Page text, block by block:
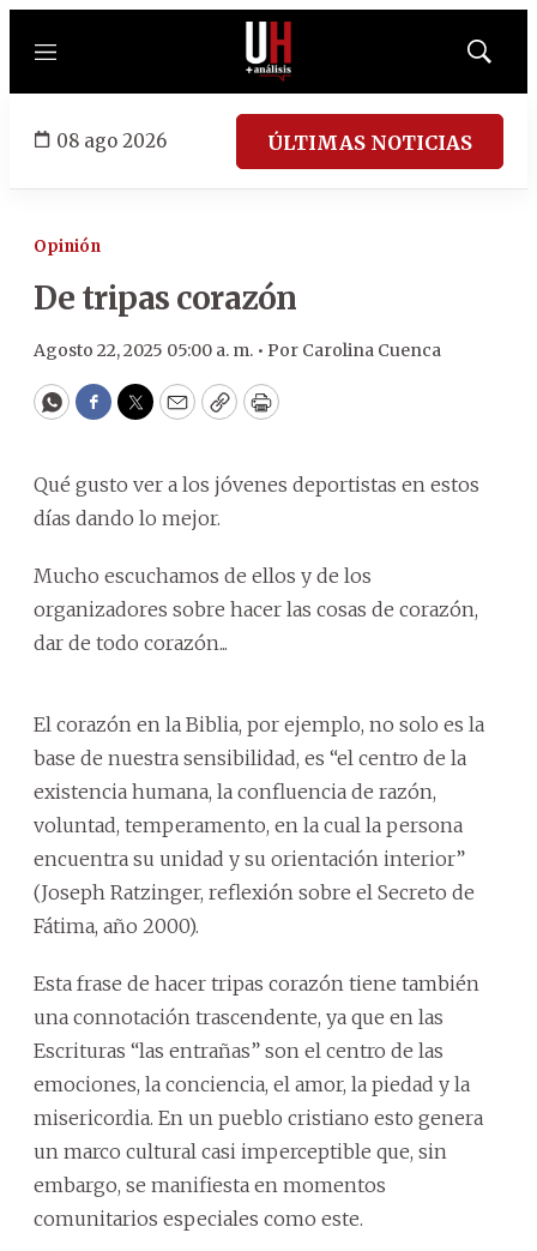
Menú
Mostrar
08 ago 2026 ÚLTIMAS NOTICIAS
Opinión
De tripas corazón
Agosto 22, 2025 05:00 a. m. • Por Carolina Cuenca
WhatsApp
Facebook
Twitter
EmailCopyPrint
Qué gusto ver a los jóvenes deportistas en estos
días dando lo mejor.
Mucho escuchamos de ellos y de los
organizadores sobre hacer las cosas de corazón,
dar de todo corazón...
El corazón en la Biblia, por ejemplo, no solo es la
base de nuestra sensibilidad, es “el centro de la
existencia humana, la confluencia de razón,
voluntad, temperamento, en la cual la persona
encuentra su unidad y su orientación interior”
(Joseph Ratzinger, reflexión sobre el Secreto de
Fátima, año 2000).
Esta frase de hacer tripas corazón tiene también
una connotación trascendente, ya que en las
Escrituras “las entrañas” son el centro de las
emociones, la conciencia, el amor, la piedad y la
misericordia. En un pueblo cristiano esto genera
un marco cultural casi imperceptible que, sin
embargo, se manifiesta en momentos
comunitarios especiales como este.